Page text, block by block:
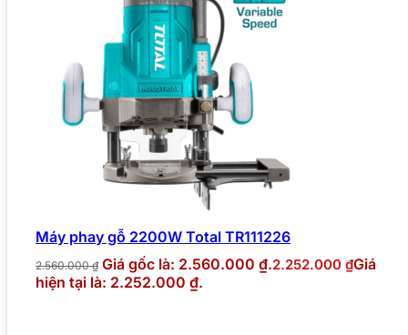
Máy phay gỗ 2200W Total TR111226
2.560.000₫ Giá gốc là: 2.560.000 ₫.2.252.000 ₫Giá
hiện tại là: 2.252.000 ₫.